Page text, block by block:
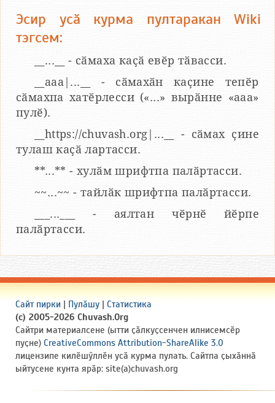
Эсир усӑ курма пултаракан Wiki
тэгсем:
__...__ - сӑмаха каҫӑ евӗр тӑвасси.
__aaa|...__ - сӑмахӑн каҫине тепӗр
сӑмахпа хатӗрлесси («...» вырӑнне «ааа»
пулӗ).
__https://chuvash.org|...__ - сӑмах ҫине
тулаш каҫӑ лартасси.
**...** - хулӑм шрифтпа палӑртасси.
~~...~~ - тайлӑк шрифтпа палӑртасси.
___...___ - аялтан чӗрнӗ йӗрпе
палӑртасси.
Сайт пирки | Пулӑшу | Статистика
(c) 2005-2026 Chuvash.Org
Сайтри материалсене (ытти ҫӑлкуҫсенчен илнисемсӗр
пуҫне) CreativeCommons Attribution-ShareAlike 3.0
лицензипе килӗшӳллӗн усӑ курма пулать. Сайтпа ҫыхӑннӑ
ыйтусене кунта ярӑр: site(a)chuvash.org